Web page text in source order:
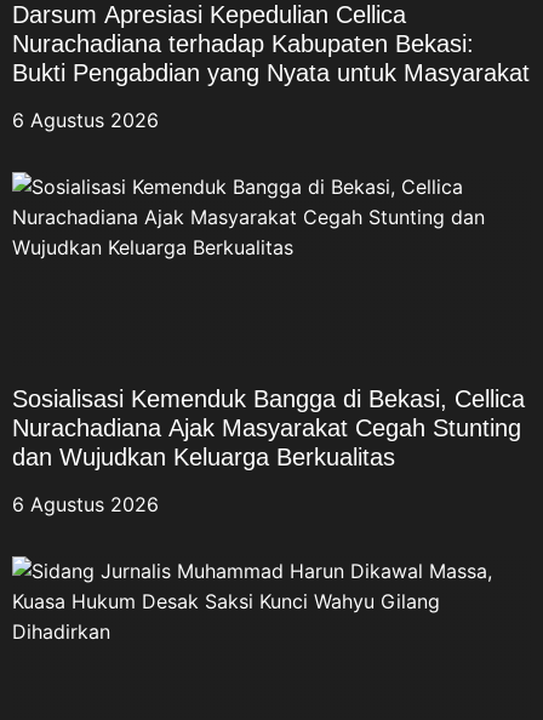
Darsum Apresiasi Kepedulian Cellica
Nurachadiana terhadap Kabupaten Bekasi:
Bukti Pengabdian yang Nyata untuk Masyarakat
6 Agustus 2026
Sosialisasi Kemenduk Bangga di Bekasi, Cellica
Nurachadiana Ajak Masyarakat Cegah Stunting
dan Wujudkan Keluarga Berkualitas
6 Agustus 2026